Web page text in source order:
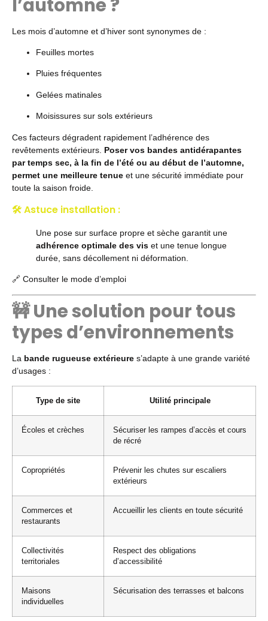
Les mois d’automne et d’hiver sont synonymes de :
Feuilles mortes
Pluies fréquentes
Gelées matinales
Moisissures sur sols extérieurs
Ces facteurs dégradent rapidement l’adhérence des
revêtements extérieurs. Poser vos bandes antidérapantes
par temps sec, à la fin de l’été ou au début de l’automne,
permet une meilleure tenue et une sécurité immédiate pour
toute la saison froide.
🛠 Astuce installation :
Une pose sur surface propre et sèche garantit une
adhérence optimale des vis et une tenue longue
durée, sans décollement ni déformation.
🔗 Consulter le mode d’emploi
🚧 Une solution pour tous
types d’environnements
La bande rugueuse extérieure s’adapte à une grande variété
d’usages :
Type de site Utilité principale
Écoles et crèches
Sécuriser les rampes d’accès et cours
de récré
Copropriétés
Prévenir les chutes sur escaliers
extérieurs
Commerces et
restaurants
Accueillir les clients en toute sécurité
Collectivités
territoriales
Respect des obligations
d’accessibilité
Maisons
individuelles
Sécurisation des terrasses et balcons